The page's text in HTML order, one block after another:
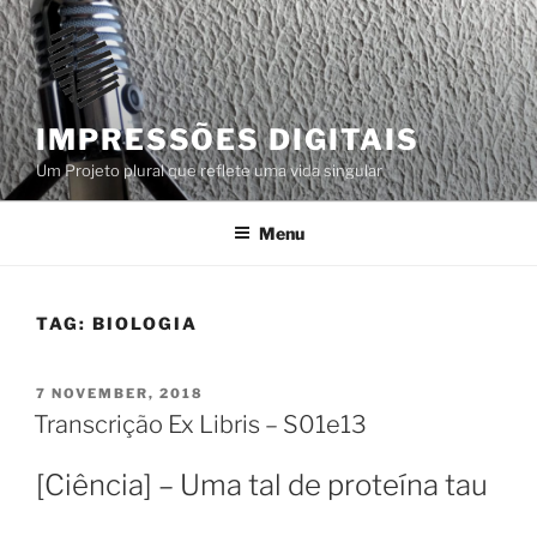
Skip
to
content
IMPRESSÕES DIGITAIS
Um Projeto plural que reflete uma vida singular
Menu
TAG: BIOLOGIA
POSTED
ON
7 NOVEMBER, 2018
Transcrição Ex Libris – S01e13
[Ciência] – Uma tal de proteína tau